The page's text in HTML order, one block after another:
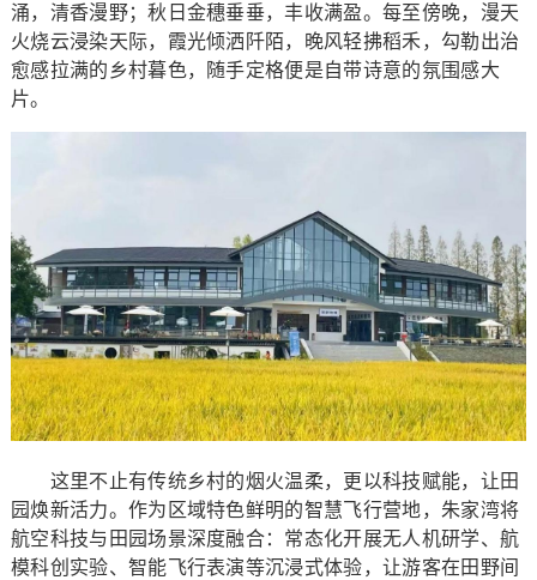
涌，清香漫野；秋日金穗垂垂，丰收满盈。每至傍晚，漫天
火烧云浸染天际，霞光倾洒阡陌，晚风轻拂稻禾，勾勒出治
愈感拉满的乡村暮色，随手定格便是自带诗意的氛围感大
片。
这里不止有传统乡村的烟火温柔，更以科技赋能，让田
园焕新活力。作为区域特色鲜明的智慧飞行营地，朱家湾将
航空科技与田园场景深度融合：常态化开展无人机研学、航
模科创实验、智能飞行表演等沉浸式体验，让游客在田野间